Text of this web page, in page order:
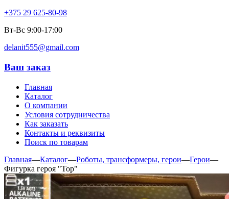
+375 29 625-80-98
Вт-Вс 9:00-17:00
delanit555@gmail.com
Ваш заказ
Главная
Каталог
О компании
Условия сотрудничества
Как заказать
Контакты и реквизиты
Поиск по товарам
Главная—Каталог—Роботы, трансформеры, герои—Герои—
Фигурка героя "Тор"